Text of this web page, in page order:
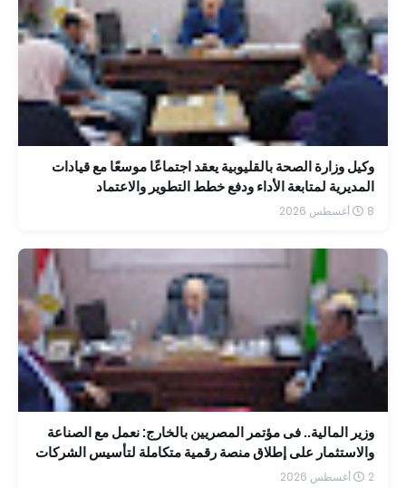
وكيل وزارة الصحة بالقليوبية يعقد اجتماعًا موسعًا مع قيادات
المديرية لمتابعة الأداء ودفع خطط التطوير والاعتماد
8 أغسطس 2026
وزير المالية.. فى مؤتمر المصريين بالخارج: نعمل مع الصناعة
والاستثمار على إطلاق منصة رقمية متكاملة لتأسيس الشركات
بسهولة
2 أغسطس 2026